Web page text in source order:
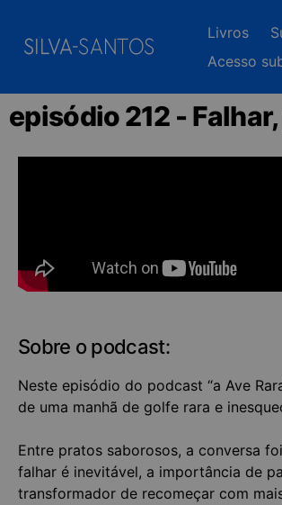
Livros
Acesso
episódio 212 -
Sobre o podcast:
Neste episódio do podcast “a Ave
de uma manhã de golfe rara e
Entre pratos saborosos, a conversa
falhar é inevitável, a importância de
transformador de recomeçar com